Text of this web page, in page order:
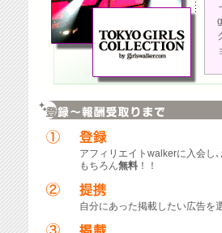
アフィリエイトwalkerに入会し
もちろん無料 ！！
自分にあった掲載したい広告を